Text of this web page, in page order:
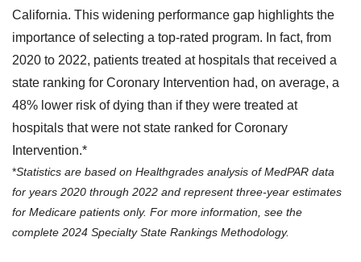
California. This widening performance gap highlights the
importance of selecting a top-rated program. In fact, from
2020 to 2022, patients treated at hospitals that received a
state ranking for Coronary Intervention had, on average, a
48% lower risk of dying than if they were treated at
hospitals that were not state ranked for Coronary
Intervention.*
*Statistics are based on Healthgrades analysis of MedPAR data
for years 2020 through 2022 and represent three-year estimates
for Medicare patients only. For more information, see the
complete 2024 Specialty State Rankings Methodology.